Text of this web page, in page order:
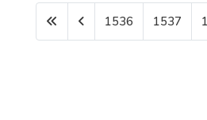
1536 1537